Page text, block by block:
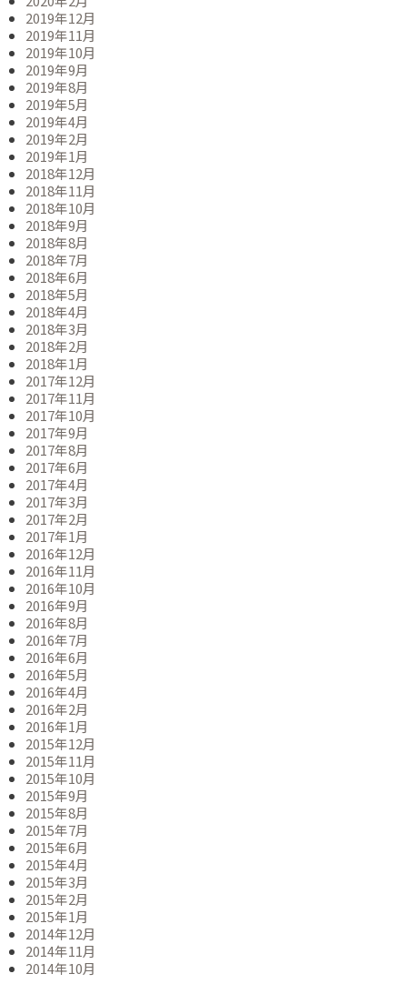
2019年12月
2019年11月
2019年10月
2019年9月
2019年8月
2019年5月
2019年4月
2019年2月
2019年1月
2018年12月
2018年11月
2018年10月
2018年9月
2018年8月
2018年7月
2018年6月
2018年5月
2018年4月
2018年3月
2018年2月
2018年1月
2017年12月
2017年11月
2017年10月
2017年9月
2017年8月
2017年6月
2017年4月
2017年3月
2017年2月
2017年1月
2016年12月
2016年11月
2016年10月
2016年9月
2016年8月
2016年7月
2016年6月
2016年5月
2016年4月
2016年2月
2016年1月
2015年12月
2015年11月
2015年10月
2015年9月
2015年8月
2015年7月
2015年6月
2015年4月
2015年3月
2015年2月
2015年1月
2014年12月
2014年11月
2014年10月